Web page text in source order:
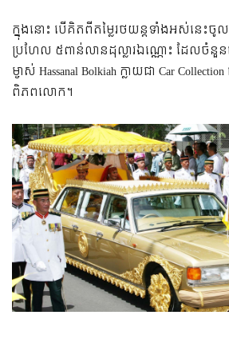
ក្នុងនោះ បើគិតពីតម្លៃរថយន្តទាំងអស់នេះចូល
ប្រហែល ៥ពាន់លានដុល្លារឯណ្ណោះ ដែលចំនួនន
ម្ចាស់ Hassanal Bolkiah ក្លាយជា Car
ពិភពលោក។